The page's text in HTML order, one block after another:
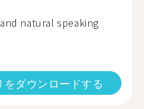
natural speaking
をダウンロードする